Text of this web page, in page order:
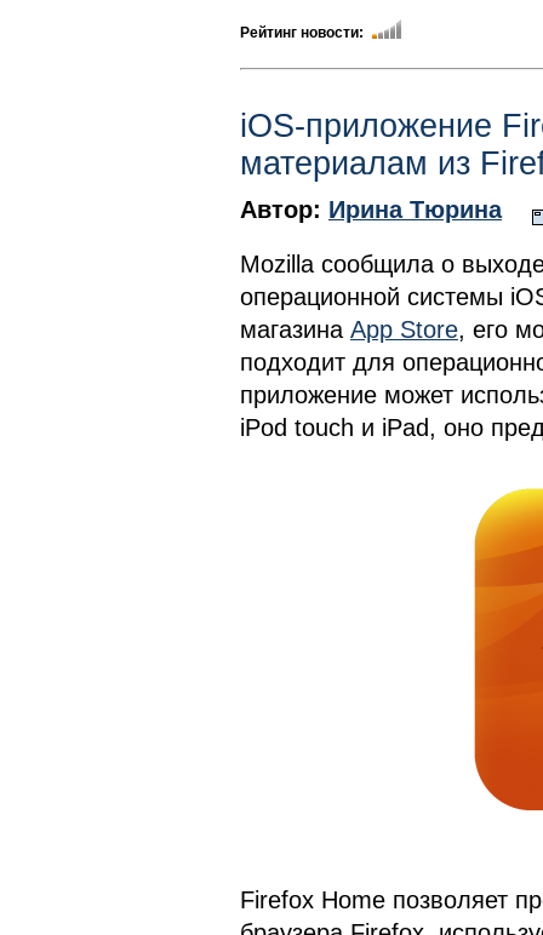
Рейтинг новости:
iOS-приложение
материалам из
Автор: Ирина Тюрина
Mozilla сообщила о
операционной системы
магазина App Store, его
подходит для
приложение может
iPod touch и iPad, оно
Firefox Home позволяет